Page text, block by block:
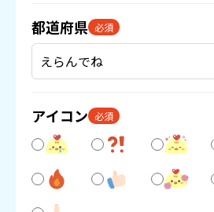
都道府県 必須
アイコン 必須